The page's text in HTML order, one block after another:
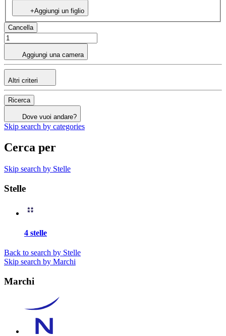
+Aggiungi un figlio
Cancella
Aggiungi una camera
Altri criteri
Ricerca
Dove vuoi andare?
Skip search by categories
Cerca per
Skip search by Stelle
Stelle
4 stelle
Back to search by Stelle
Skip search by Marchi
Marchi